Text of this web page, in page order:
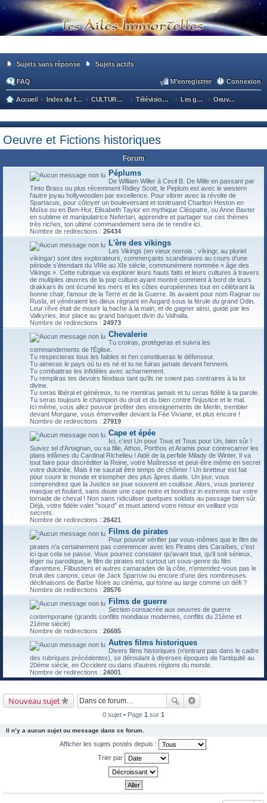
Sujets sans réponse Sujets actifs
FAQ Connexion
M’enregistrer
Accueil Index du forum CULTURE POPULAIRE / CULTURE GENERALE Télévision, cinéma, séries Les genres
Oeuvre et Fictions historiques
he
Oeuvre et Fictions historiques
Forum
Péplums
De William Willer à Cecil B. De Mille en passant par
Tinto Brass ou plus récemment Ridley Scott, le Peplum est avec le western
l'autre joyau hollywoodien par excellence. Pour vibrer avec la révolte de
Spartacus, pour côtoyer un bouleversant et tonitruand Charlton Heston en
Moïse ou en Ben-Hur, Elisabeth Taylor en mythique Cléopatre, ou Anne Baxter
en sublime et manipulatrice Nefertari, apprendre et partager sur ces thèmes
très riches, ton ultime commandement sera de te rendre ici.
Nombre de redirections : 26434
L'ère des vikings
Les Vikings (en vieux norrois : víkingr, au pluriel
víkingar) sont des explorateurs, commerçants scandinaves au cours d’une
période s’étendant du VIIIe au XIe siècle, communément nommée « âge des
Vikings ». Cette rubrique va explorer leurs hauts faits et leurs cultures à travers
de multiples œuvres de la pop culture ayant montré comment à bord de leurs
drakkars ils ont écumé les mers et les côtes européennes tout en célébrant la
bonne chair, l'amour de la Terre et de la Guerre. Ils avaient pour nom Ragnar ou
Rusla, et vénéraient les dieux régnant en Asgard sous la férule du grand Odin.
Leur rêve était de mourir la hache à la main, et de gagner ainsi, guidé par les
Valkyries, leur place au grand banquet divin du Valhalla.
Nombre de redirections : 24973
Chevalerie
Tu croiras, protègeras et suivra les
commandements de l'Église.
Tu respecteras tous les faibles et t'en constitueras le défenseur.
Tu aimeras le pays où tu es né et tu ne fuiras jamais devant l'ennemi.
Tu combattras les infidèles avec acharnement.
Tu rempliras tes devoirs féodaux tant qu'ils ne soient pas contraires à la loi
divine.
Tu seras libéral et généreux, tu ne mentiras jamais et tu seras fidèle à ta parole.
Tu seras toujours le champion du droit et du bien contre l'injustice et le mal.
Ici même, vous allez pouvoir profiter des enseignements de Merlin, trembler
devant Morgane, vous émerveiller devant la Fée Viviane, et plus encore !
Nombre de redirections : 27919
Cape et épée
Ici, c'est Un pour Tous et Tous pour Un, bien sûr !
Suivez tel d'Artagnan, ou sa fille, Athos, Porthos et Aramis pour contrecarrer les
plans infâmes du Cardinal Richelieu ! Aidé de la perfide Milady de Winter, Il va
tout faire pour discréditer la Reine, votre Maîtresse et peut-être même en secret
votre dulcinée. Mais il ne saurait être temps de chômer ! Un bretteur est fait
pour courir le monde et triompher des plus âpres duels. Un jour, vous
comprendrez que la Justice se joue souvent en coulisse. Alors, vous porterez
masque et foulard, sans doute une cape noire et bondirez in extremis sur votre
tornade de cheval ! Non sans ridiculiser quelques soldats au passage bien sûr.
Déjà, votre fidèle valet "sourd" et muet attend votre retour en veillant vos
secrets.
Nombre de redirections : 26421
Films de pirates
Pour pouvoir vérifier par vous-mêmes que le film de
pirates n'a certainement pas commencer avec les Pirates des Caraïbes, c'est
ici que cela se passe. Vous pourrez constater qu'avant tout, qu'il soit sérieux,
léger ou parodique, le film de pirates est surtout un sous-genre du film
d'aventure. Flibustiers et autres camarades de la côte, n'entendez-vous pas le
bruit des canons, ceux de Jack Sparrow ou encore d'une des nombreuses
déclinaisons de Barbe Noire au cinéma, qui tonne au large comme un défi ?
Nombre de redirections : 28576
Films de guerre
Section consacrée aux oeuvres de guerre
contemporaine (grands conflits mondiaux modernes, conflits du 21ème et
21ème siècle)
Nombre de redirections : 26685
Autres films historiques
Divers films historiques (n'entrant pas dans le cadre
des rubriques précédentes), se déroulant à diverses époques de l'antiquité au
20ème siècle, en Occident ou dans d'autres régions du monde.
Nombre de redirections : 24001
Nouveau sujet
0 sujet • Page 1 sur 1
Il n’y a aucun sujet ou message dans ce forum.
Afficher les sujets postés depuis :
Trier par